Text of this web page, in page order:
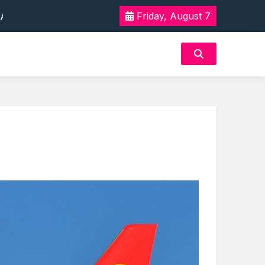
Rasa Aman
Friday, August 7